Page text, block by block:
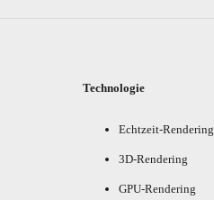
Technologie
Echtzeit-Rendering
3D-Rendering
GPU-Rendering